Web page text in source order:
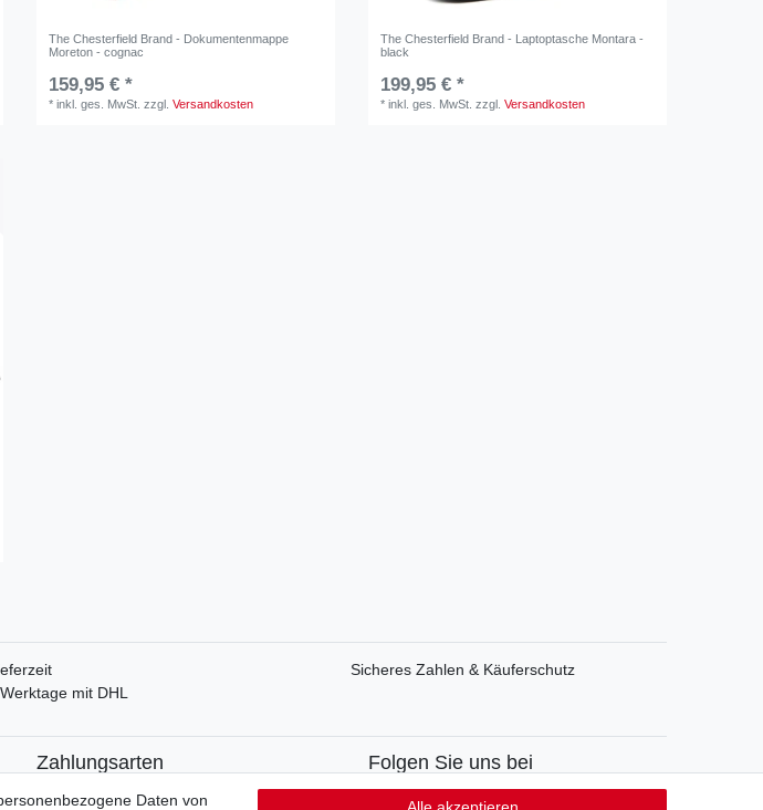
The Chesterfield Brand - Dokumentenmappe
Moreton - cognac
159,95 € *
*inkl. ges. MwSt. zzgl.Versandkosten
The Chesterfield Brand - Laptoptasche Montara -
black
199,95 € *
*inkl. ges. MwSt. zzgl.Versandkosten
mit DHL
Sicheres Zahlen & Käuferschutz
Zahlungsarten
Paypal
Folgen Sie uns bei
Facebook
Daten von